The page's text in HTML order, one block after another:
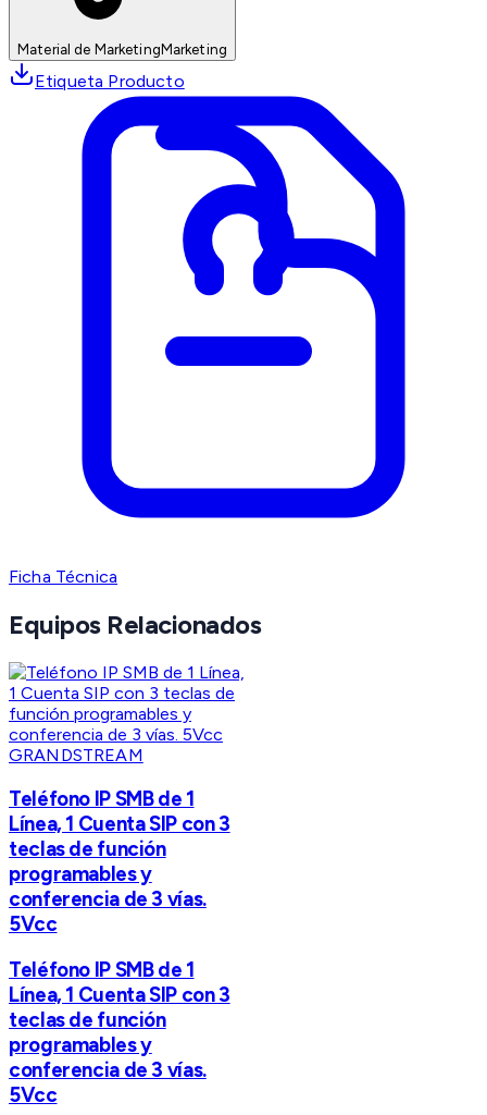
Material de MarketingMarketing
Etiqueta Producto
Ficha Técnica
Equipos Relacionados
GRANDSTREAM
Teléfono IP SMB de 1
Línea, 1 Cuenta SIP con 3
teclas de función
programables y
conferencia de 3 vías.
5Vcc
Teléfono IP SMB de 1
Línea, 1 Cuenta SIP con 3
teclas de función
programables y
conferencia de 3 vías.
5Vcc